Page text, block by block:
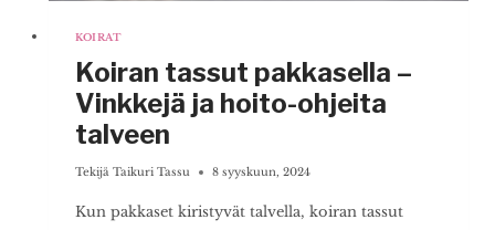
KOIRAT
Koiran tassut pakkasella –
Vinkkejä ja hoito-ohjeita
talveen
Tekijä Taikuri Tassu 8 syyskuun, 2024
Kun pakkaset kiristyvät talvella, koiran tassut